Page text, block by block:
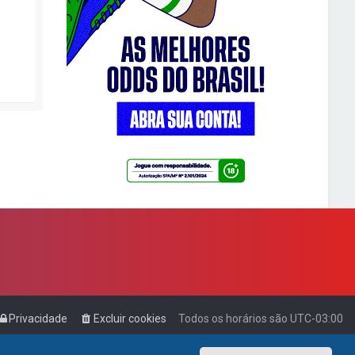
Todos os horários são UTC-03:00
Excluir cookies
Privacidade